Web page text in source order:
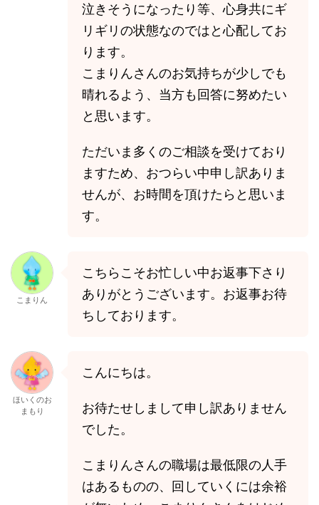
泣きそうになったり等、心身共にギ
リギリの状態なのではと心配してお
ります。
こまりんさんのお気持ちが少しでも
晴れるよう、当方も回答に努めたい
と思います。
ただいま多くのご相談を受けており
ますため、おつらい中申し訳ありま
せんが、お時間を頂けたらと思いま
す。
こまりん
こちらこそお忙しい中お返事下さり
ありがとうございます。お返事お待
ちしております。
ほいくのお
まもり
こんにちは。
お待たせしまして申し訳ありません
でした。
こまりんさんの職場は最低限の人手
はあるものの、回していくには余裕